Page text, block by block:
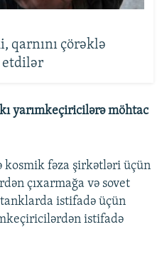
çörəklə
etdilər
yarımkeçiricilərə möhtac
kosmik fəza şirkətləri üçün
çıxarmağa və sovet
istifadə üçün
istifadə